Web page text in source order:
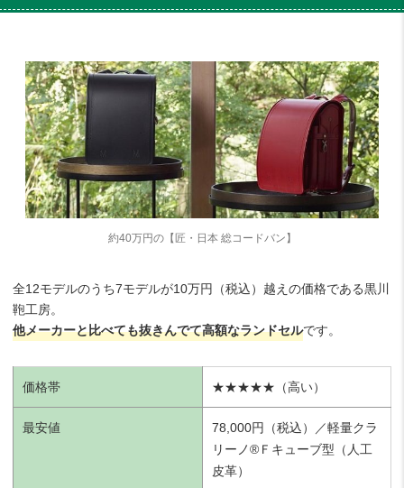
約40万円の【匠・日本 総コードバン】
全12モデルのうち7モデルが10万円（税込）越えの価格である黒川
鞄工房。
他メーカーと比べても抜きんでて高額なランドセルです。
価格帯 ★★★★★（高い）
最安値
78,000円（税込）／軽量クラ
リーノ®Ｆキューブ型（人工
皮革）